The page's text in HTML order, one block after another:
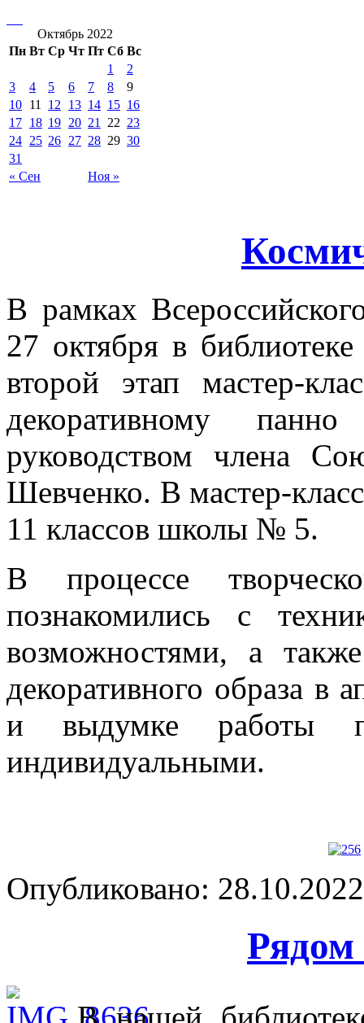
Октябрь 2022
Пн Вт Ср Чт Пт Сб Вс
« Сен Ноя »
1
2
3
4 5 6 7 8
9
10 11 12 13 14 15 16
17 18 19 20 21 22 23
24 25 26 27 28 29 30
31
В рамках
27 октября в
второй этап мастер-
декоративному
руководством члена
Шевченко. В мастер-
11 классов школы № 5.
В процессе
познакомились с
возможностями, а
декоративного образа в
и выдумке работы
индивидуальными.
Опубликовано:
Рядом